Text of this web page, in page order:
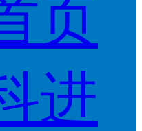
页
进